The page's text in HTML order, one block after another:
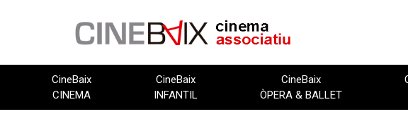
CineBaix
CINEMA
CineBaix
INFANTIL
CineBaix
ÒPERA & BALLET